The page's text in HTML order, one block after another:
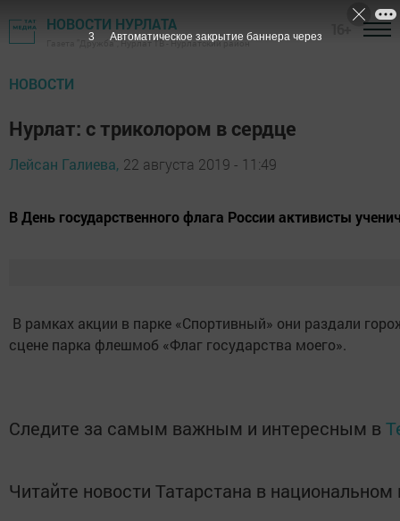
НОВОСТИ НУРЛАТА
Газета "Дружба", Нурлат ТВ - Нурлатский район
НОВОСТИ
Нурлат: с триколором в сердце
Лейсан Галиева, 22 августа 2019 - 11:49
В День государственного флага России активисты
В рамках акции в парке «Спортивный» они раздали
сцене парка флешмоб «Флаг государства моего».
Следите за самым важным и интересным в
Читайте новости Татарстана в
2 Автоматическое закрытие баннера через